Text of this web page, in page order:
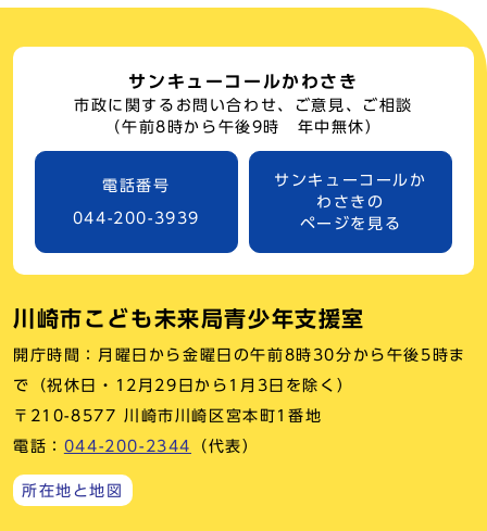
サンキューコールかわさき
市政に関するお問い合わせ、ご意見、ご相談
（午前8時から午後9時 年中無休）
電話番号
044-200-3939
サンキューコールか
わさきの
ページを見る
川崎市こども未来局青少年支援室
開庁時間：月曜日から金曜日の午前8時30分から午後5時ま
で（祝休日・12月29日から1月3日を除く）
〒210-8577 川崎市川崎区宮本町1番地
電話： 044-200-2344 （代表）
所在地と地図